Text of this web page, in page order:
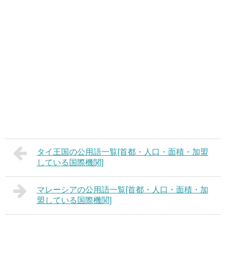
タイ王国の公用語一覧[首都・人口・面積・加盟
している国際機関]
マレーシアの公用語一覧[首都・人口・面積・加
盟している国際機関]